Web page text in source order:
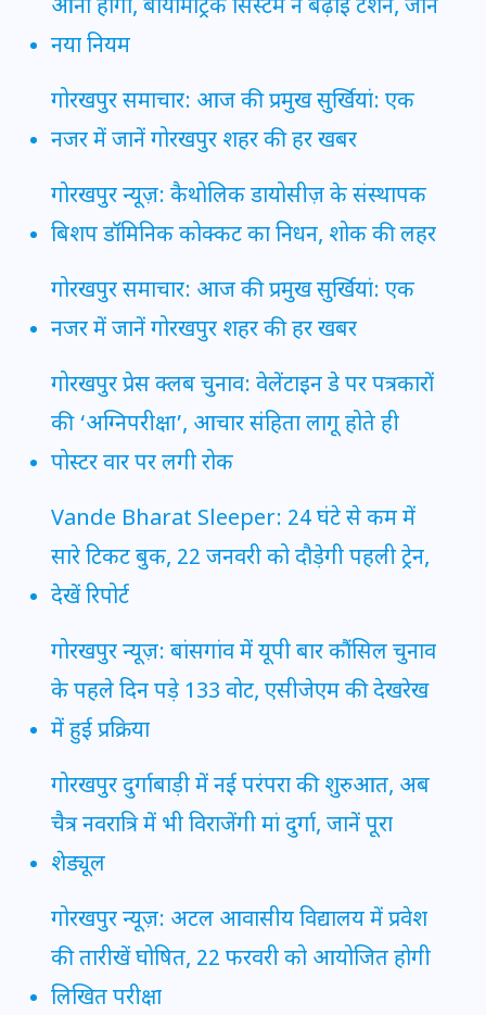
आना होगा, बायोमेट्रिक सिस्टम ने बढ़ाई टेंशन, जानें
नया नियम
गोरखपुर समाचार: आज की प्रमुख सुर्खियां: एक
नजर में जानें गोरखपुर शहर की हर खबर
गोरखपुर न्यूज़: कैथोलिक डायोसीज़ के संस्थापक
बिशप डॉमिनिक कोक्कट का निधन, शोक की लहर
गोरखपुर समाचार: आज की प्रमुख सुर्खियां: एक
नजर में जानें गोरखपुर शहर की हर खबर
गोरखपुर प्रेस क्लब चुनाव: वेलेंटाइन डे पर पत्रकारों
की ‘अग्निपरीक्षा’, आचार संहिता लागू होते ही
पोस्टर वार पर लगी रोक
Vande Bharat Sleeper: 24 घंटे से कम में
सारे टिकट बुक, 22 जनवरी को दौड़ेगी पहली ट्रेन,
देखें रिपोर्ट
गोरखपुर न्यूज़: बांसगांव में यूपी बार कौंसिल चुनाव
के पहले दिन पड़े 133 वोट, एसीजेएम की देखरेख
में हुई प्रक्रिया
गोरखपुर दुर्गाबाड़ी में नई परंपरा की शुरुआत, अब
चैत्र नवरात्रि में भी विराजेंगी मां दुर्गा, जानें पूरा
शेड्यूल
गोरखपुर न्यूज़: अटल आवासीय विद्यालय में प्रवेश
की तारीखें घोषित, 22 फरवरी को आयोजित होगी
लिखित परीक्षा